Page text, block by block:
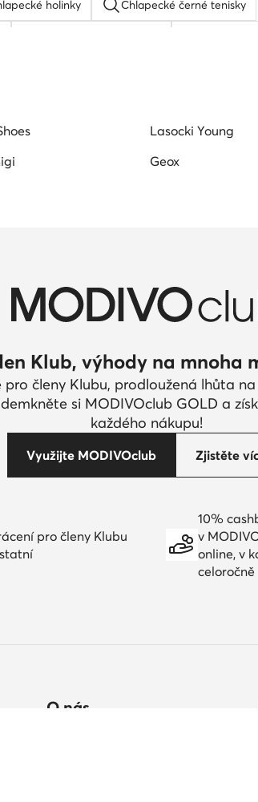
holinky Chlapecké černé tenisky
Lasocki Young
Geox
Klub, výhody na mnoha
pro členy Klubu, prodloužená lhůta
si MODIVOclub GOLD a
každého nákupu!
Využijte MODIVOclub Zjistěte
pro členy Klubu
10%
v
online, v
celoročně
O nás